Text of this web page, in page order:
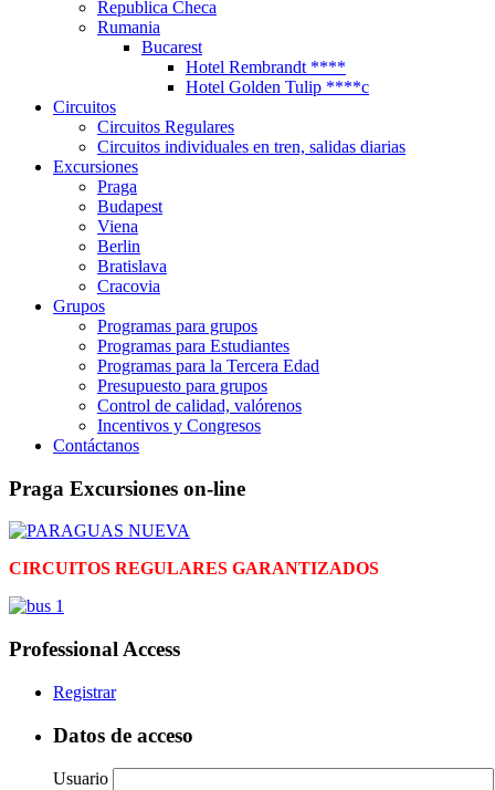
Republica Checa
Rumania
Bucarest
Hotel Rembrandt ****
Hotel Golden Tulip ****c
Circuitos
Circuitos Regulares
Circuitos individuales en tren, salidas diarias
Excursiones
Praga
Budapest
Viena
Berlin
Bratislava
Cracovia
Grupos
Programas para grupos
Programas para Estudiantes
Programas para la Tercera Edad
Presupuesto para grupos
Control de calidad, valórenos
Incentivos y Congresos
Contáctanos
Praga Excursiones on-line
CIRCUITOS REGULARES GARANTIZADOS
Professional Access
Registrar
Datos de acceso
Usuario